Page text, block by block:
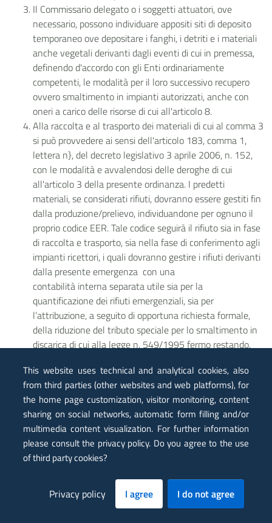
Il Commissario delegato o i soggetti attuatori, ove
necessario, possono individuare appositi siti di deposito
temporaneo ove depositare i fanghi, i detriti e i materiali
anche vegetali derivanti dagli eventi di cui in premessa,
definendo d'accordo con gli Enti ordinariamente
competenti, le modalità per il loro successivo recupero
ovvero smaltimento in impianti autorizzati, anche con
oneri a carico delle risorse di cui all'articolo 8.
Alla raccolta e al trasporto dei materiali di cui al comma 3
si può provvedere ai sensi dell'articolo 183, comma 1,
lettera n}, del decreto legislativo 3 aprile 2006, n. 152,
con le modalità e avvalendosi delle deroghe di cui
all'articolo 3 della presente ordinanza. I predetti
materiali, se considerati rifiuti, dovranno essere gestiti fin
dalla produzione/prelievo, individuandone per ognuno il
proprio codice EER. Tale codice seguirà il rifiuto sia in fase
di raccolta e trasporto, sia nella fase di conferimento agli
impianti ricettori, i quali dovranno gestire i rifiuti derivanti
dalla presente emergenza con una
contabilità interna separata utile sia per la
quantificazione dei rifiuti emergenziali, sia per
l’attribuzione, a seguito di opportuna richiesta formale,
della riduzione del tributo speciale per lo smaltimento in
discarica di cui alla legge n. 549/1995 fermo restando,
separabili, in particolare dei Rifiuti di Apparecchiature
Elettriche ed Elettroniche (RAEE), Pile ed Accumulatori,
dei rifiuti ingombranti.
Al fine di ridurre i rischi per l'ambiente potenzialmente
derivanti dalla prolungata permanenza dei rifiuti nei siti
di deposito temporaneo, il Commissario delegato o i
soggetti attuatori, con le modalità e avvalendosi delle
deroghe di cui all'articolo 3 della presente ordinanza,
possono autorizzare i gestori delle discariche individuate
per ricevere e smaltire i materiali non recuperabili di cui al
This website uses technical and analytical cookies, also
from third parties (other websites and web platforms), for
the home page customization, visitor monitoring, content
sharing on social networks, automatic form filling and/or
multimedia content visualization. For further information
please consult the privacy policy. Do you agree to the use
of third party cookies?
Privacy policy I agree I do not agree